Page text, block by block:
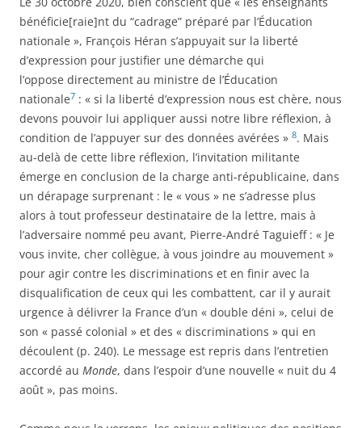
bénéficie[raie]nt du “cadrage” préparé par l’Éducation
nationale », François Héran s’appuyait sur la liberté
d’expression pour justifier une démarche qui
l’oppose directement au ministre de l’Éducation
nationale7 : « si la liberté d’expression nous est chère, nous
devons pouvoir lui appliquer aussi notre libre réflexion, à
condition de l’appuyer sur des données avérées » 8. Mais
au-delà de cette libre réflexion, l’invitation militante
émerge en conclusion de la charge anti-républicaine, dans
un dérapage surprenant : le « vous » ne s’adresse plus
alors à tout professeur destinataire de la lettre, mais à
l’adversaire nommé peu avant, Pierre-André Taguieff : « Je
vous invite, cher collègue, à vous joindre au mouvement »
pour agir contre les discriminations et en finir avec la
disqualification de ceux qui les combattent, car il y aurait
urgence à délivrer la France d’un « double déni », celui de
son « passé colonial » et des « discriminations » qui en
découlent (p. 240). Le message est repris dans l’entretien
accordé au Monde, dans l’espoir d’une nouvelle « nuit du 4
août », pas moins.